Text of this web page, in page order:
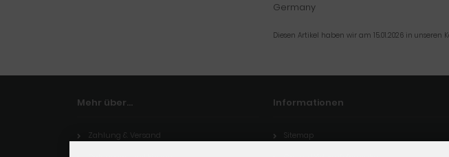
Germany
Diesen Artikel haben wir am 15.01.2026 in
Mehr über...
Zahlung & Versand
Informationen
Sitemap